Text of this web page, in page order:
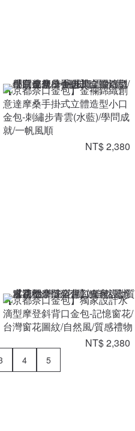
【京都奈口金包】金襴錦織創
意達摩桑手掛式立體造型小口
金包-刺繡步青雲(水藍)/學問成
就/一帆風順
NT$ 2,380
【京都奈口金包】獨家設計水
滴型摩登斜背口金包-記憶窗花/
台灣窗花圖紋/自然風/質感禮物
NT$ 2,380
4 5